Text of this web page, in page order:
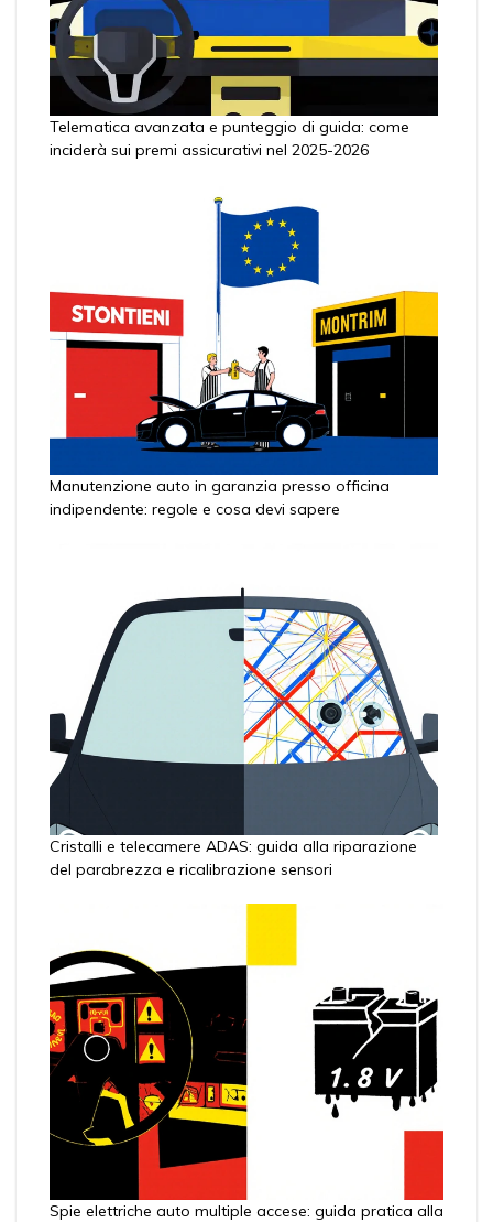
Telematica avanzata e punteggio di guida: come
inciderà sui premi assicurativi nel 2025-2026
Manutenzione auto in garanzia presso officina
indipendente: regole e cosa devi sapere
Cristalli e telecamere ADAS: guida alla riparazione
del parabrezza e ricalibrazione sensori
Spie elettriche auto multiple accese: guida pratica alla